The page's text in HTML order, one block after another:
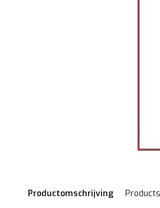
Productomschrijving